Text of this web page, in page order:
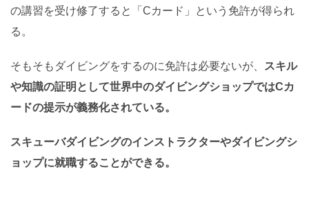
の講習を受け修了すると「Cカード」という免許が得られ
る。
そもそもダイビングをするのに免許は必要ないが、
スキル
や知識の証明として世界中のダイビングショップではCカ
ードの提示が義務化されている。
スキューバダイビングのインストラクターやダイビングシ
ョップに就職することができる。